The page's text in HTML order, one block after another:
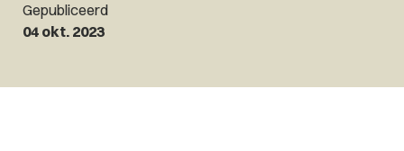
Gepubliceerd
04 okt. 2023